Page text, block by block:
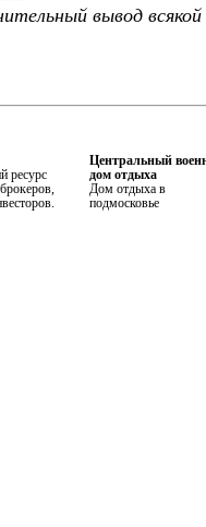
вывод всякой
ресурс
Центральный
дом отдыха
Дом отдыха в
подмосковье